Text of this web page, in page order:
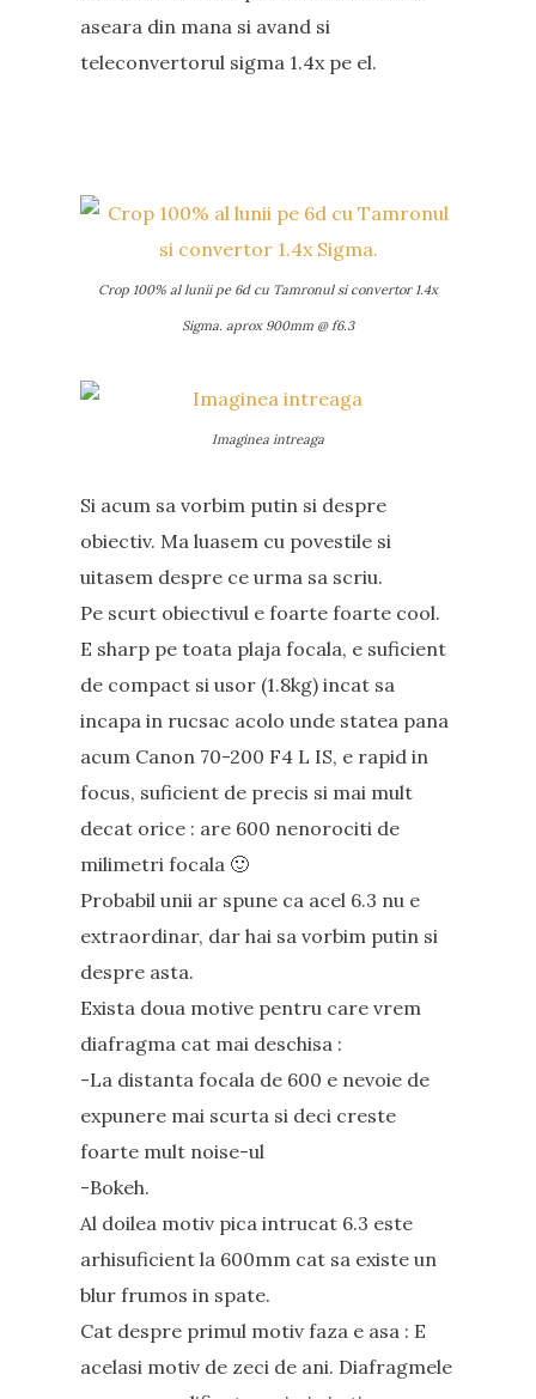
aseara din mana si avand si
teleconvertorul sigma 1.4x pe el.
Crop 100% al lunii pe 6d cu Tamronul si convertor 1.4x
Sigma. aprox 900mm @ f6.3
Imaginea intreaga
Si acum sa vorbim putin si despre
obiectiv. Ma luasem cu povestile si
uitasem despre ce urma sa scriu.
Pe scurt obiectivul e foarte foarte cool.
E sharp pe toata plaja focala, e suficient
de compact si usor (1.8kg) incat sa
incapa in rucsac acolo unde statea pana
acum Canon 70-200 F4 L IS, e rapid in
focus, suficient de precis si mai mult
decat orice : are 600 nenorociti de
milimetri focala 🙂
Probabil unii ar spune ca acel 6.3 nu e
extraordinar, dar hai sa vorbim putin si
despre asta.
Exista doua motive pentru care vrem
diafragma cat mai deschisa :
-La distanta focala de 600 e nevoie de
expunere mai scurta si deci creste
foarte mult noise-ul
-Bokeh.
Al doilea motiv pica intrucat 6.3 este
arhisuficient la 600mm cat sa existe un
blur frumos in spate.
Cat despre primul motiv faza e asa : E
acelasi motiv de zeci de ani. Diafragmele